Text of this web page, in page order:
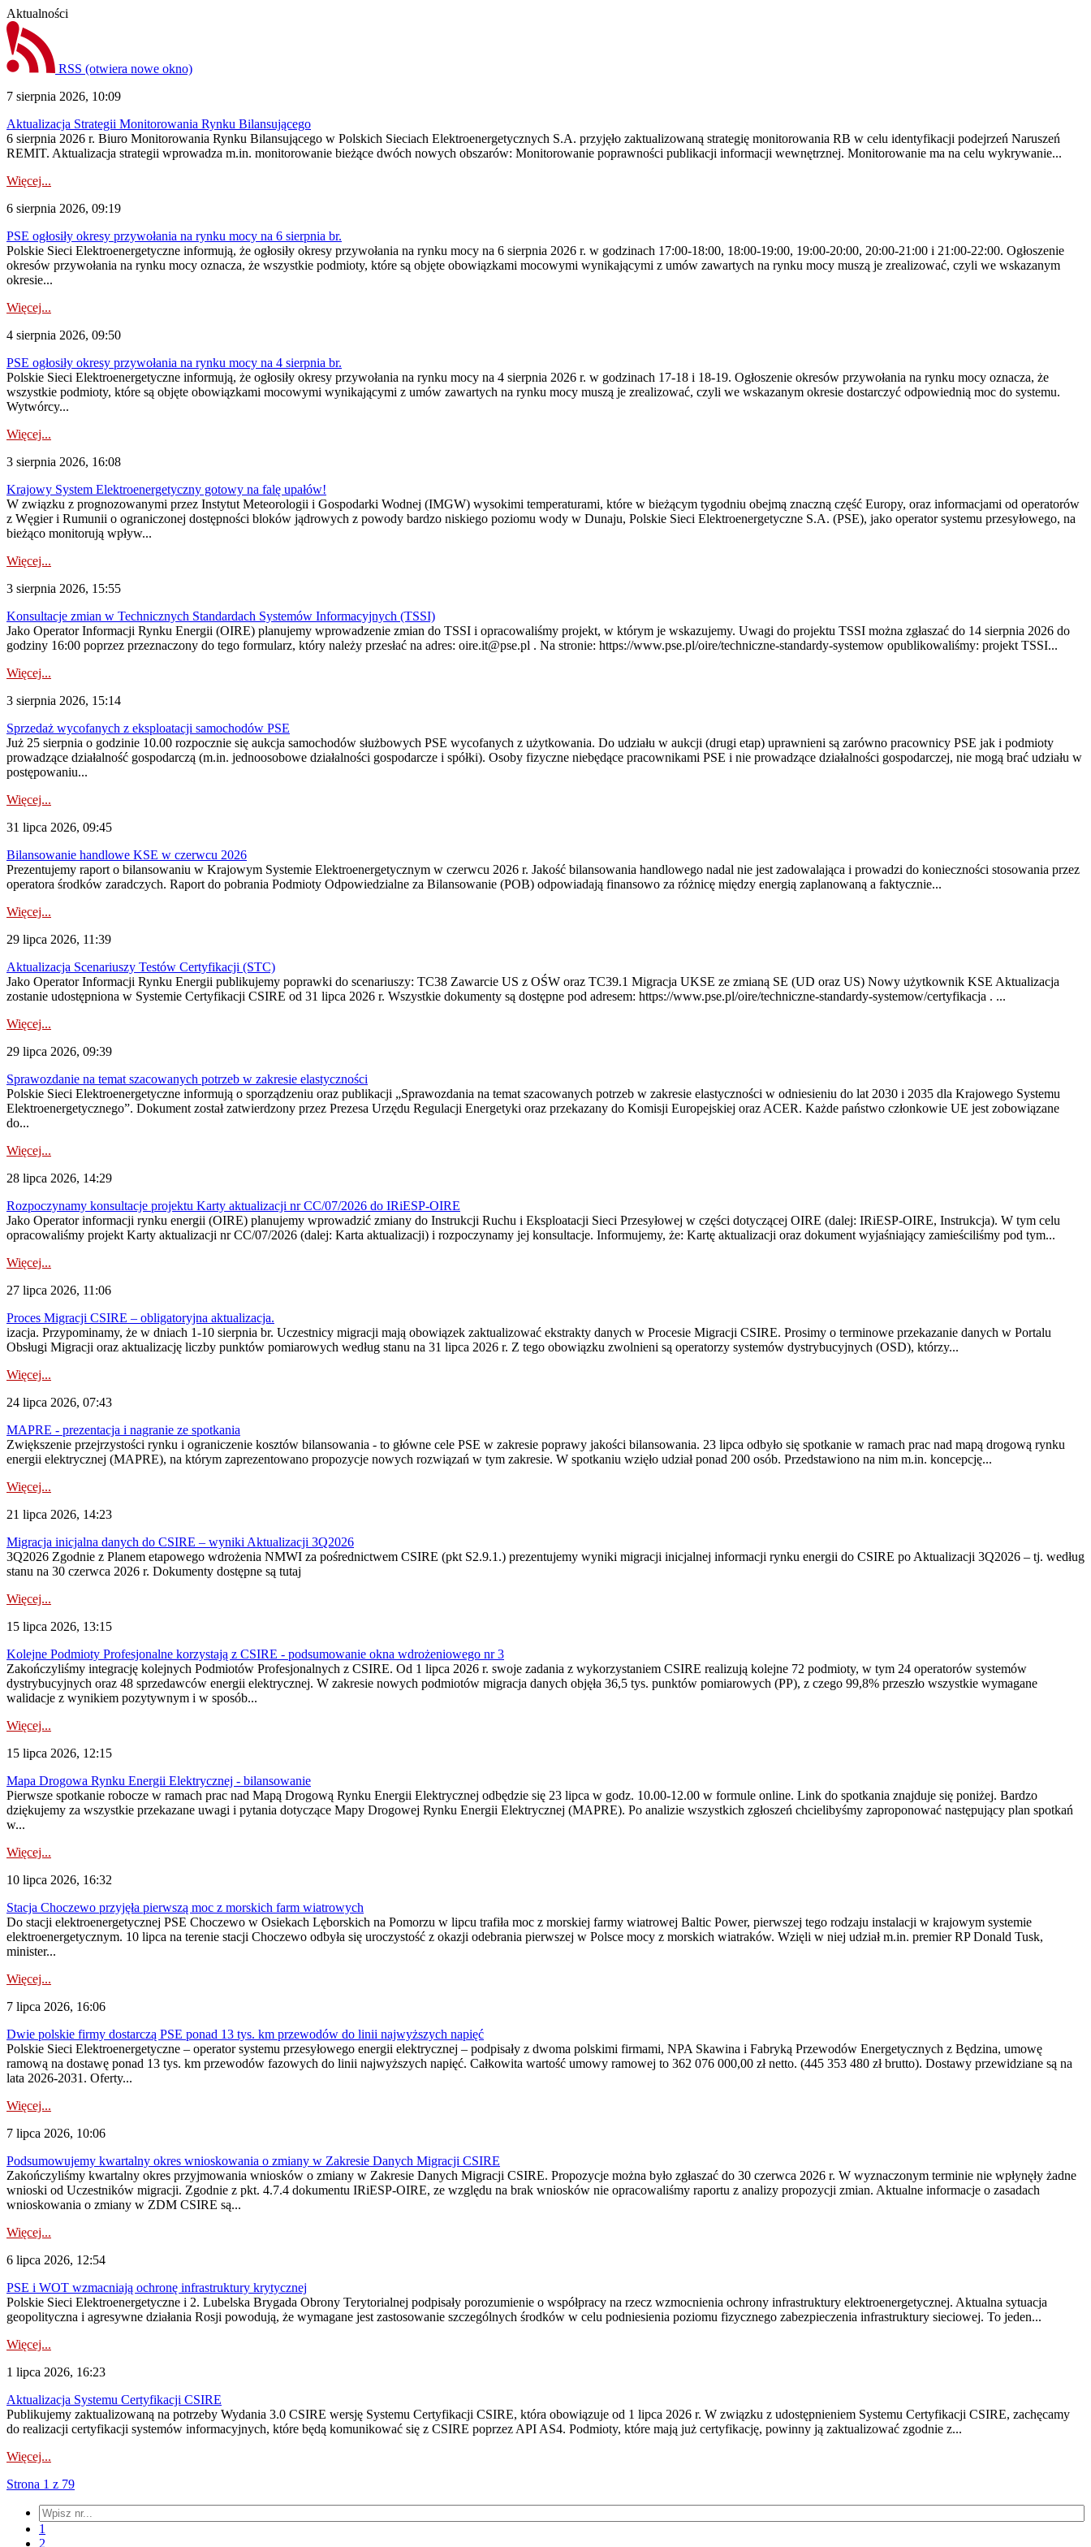
Aktualności
RSS (otwiera nowe okno)
7 sierpnia 2026, 10:09
Aktualizacja Strategii Monitorowania Rynku Bilansującego
6 sierpnia 2026 r. Biuro Monitorowania Rynku Bilansującego w Polskich Sieciach Elektroenergetycznych S.A. przyjęło zaktualizowaną strategię monitorowania RB w celu identyfikacji podejrzeń Naruszeń
REMIT. Aktualizacja strategii wprowadza m.in. monitorowanie bieżące dwóch nowych obszarów: Monitorowanie poprawności publikacji informacji wewnętrznej. Monitorowanie ma na celu wykrywanie...
Więcej...
6 sierpnia 2026, 09:19
PSE ogłosiły okresy przywołania na rynku mocy na 6 sierpnia br.
Polskie Sieci Elektroenergetyczne informują, że ogłosiły okresy przywołania na rynku mocy na 6 sierpnia 2026 r. w godzinach 17:00-18:00, 18:00-19:00, 19:00-20:00, 20:00-21:00 i 21:00-22:00. Ogłoszenie
okresów przywołania na rynku mocy oznacza, że wszystkie podmioty, które są objęte obowiązkami mocowymi wynikającymi z umów zawartych na rynku mocy muszą je zrealizować, czyli we wskazanym
okresie...
Więcej...
4 sierpnia 2026, 09:50
PSE ogłosiły okresy przywołania na rynku mocy na 4 sierpnia br.
Polskie Sieci Elektroenergetyczne informują, że ogłosiły okresy przywołania na rynku mocy na 4 sierpnia 2026 r. w godzinach 17-18 i 18-19. Ogłoszenie okresów przywołania na rynku mocy oznacza, że
wszystkie podmioty, które są objęte obowiązkami mocowymi wynikającymi z umów zawartych na rynku mocy muszą je zrealizować, czyli we wskazanym okresie dostarczyć odpowiednią moc do systemu.
Wytwórcy...
Więcej...
3 sierpnia 2026, 16:08
Krajowy System Elektroenergetyczny gotowy na falę upałów!
W związku z prognozowanymi przez Instytut Meteorologii i Gospodarki Wodnej (IMGW) wysokimi temperaturami, które w bieżącym tygodniu obejmą znaczną część Europy, oraz informacjami od operatorów
z Węgier i Rumunii o ograniczonej dostępności bloków jądrowych z powody bardzo niskiego poziomu wody w Dunaju, Polskie Sieci Elektroenergetyczne S.A. (PSE), jako operator systemu przesyłowego, na
bieżąco monitorują wpływ...
Więcej...
3 sierpnia 2026, 15:55
Konsultacje zmian w Technicznych Standardach Systemów Informacyjnych (TSSI)
Jako Operator Informacji Rynku Energii (OIRE) planujemy wprowadzenie zmian do TSSI i opracowaliśmy projekt, w którym je wskazujemy. Uwagi do projektu TSSI można zgłaszać do 14 sierpnia 2026 do
godziny 16:00 poprzez przeznaczony do tego formularz, który należy przesłać na adres: oire.it@pse.pl . Na stronie: https://www.pse.pl/oire/techniczne-standardy-systemow opublikowaliśmy: projekt TSSI...
Więcej...
3 sierpnia 2026, 15:14
Sprzedaż wycofanych z eksploatacji samochodów PSE
Już 25 sierpnia o godzinie 10.00 rozpocznie się aukcja samochodów służbowych PSE wycofanych z użytkowania. Do udziału w aukcji (drugi etap) uprawnieni są zarówno pracownicy PSE jak i podmioty
prowadzące działalność gospodarczą (m.in. jednoosobowe działalności gospodarcze i spółki). Osoby fizyczne niebędące pracownikami PSE i nie prowadzące działalności gospodarczej, nie mogą brać udziału w
postępowaniu...
Więcej...
31 lipca 2026, 09:45
Bilansowanie handlowe KSE w czerwcu 2026
Prezentujemy raport o bilansowaniu w Krajowym Systemie Elektroenergetycznym w czerwcu 2026 r. Jakość bilansowania handlowego nadal nie jest zadowalająca i prowadzi do konieczności stosowania przez
operatora środków zaradczych. Raport do pobrania Podmioty Odpowiedzialne za Bilansowanie (POB) odpowiadają finansowo za różnicę między energią zaplanowaną a faktycznie...
Więcej...
29 lipca 2026, 11:39
Aktualizacja Scenariuszy Testów Certyfikacji (STC)
Jako Operator Informacji Rynku Energii publikujemy poprawki do scenariuszy: TC38 Zawarcie US z OŚW oraz TC39.1 Migracja UKSE ze zmianą SE (UD oraz US) Nowy użytkownik KSE Aktualizacja
zostanie udostępniona w Systemie Certyfikacji CSIRE od 31 lipca 2026 r. Wszystkie dokumenty są dostępne pod adresem: https://www.pse.pl/oire/techniczne-standardy-systemow/certyfikacja . ...
Więcej...
29 lipca 2026, 09:39
Sprawozdanie na temat szacowanych potrzeb w zakresie elastyczności
Polskie Sieci Elektroenergetyczne informują o sporządzeniu oraz publikacji „Sprawozdania na temat szacowanych potrzeb w zakresie elastyczności w odniesieniu do lat 2030 i 2035 dla Krajowego Systemu
Elektroenergetycznego”. Dokument został zatwierdzony przez Prezesa Urzędu Regulacji Energetyki oraz przekazany do Komisji Europejskiej oraz ACER. Każde państwo członkowie UE jest zobowiązane
do...
Więcej...
28 lipca 2026, 14:29
Rozpoczynamy konsultacje projektu Karty aktualizacji nr CC/07/2026 do IRiESP-OIRE
Jako Operator informacji rynku energii (OIRE) planujemy wprowadzić zmiany do Instrukcji Ruchu i Eksploatacji Sieci Przesyłowej w części dotyczącej OIRE (dalej: IRiESP-OIRE, Instrukcja). W tym celu
opracowaliśmy projekt Karty aktualizacji nr CC/07/2026 (dalej: Karta aktualizacji) i rozpoczynamy jej konsultacje. Informujemy, że: Kartę aktualizacji oraz dokument wyjaśniający zamieściliśmy pod tym...
Więcej...
27 lipca 2026, 11:06
Proces Migracji CSIRE – obligatoryjna aktualizacja.
izacja. Przypominamy, że w dniach 1-10 sierpnia br. Uczestnicy migracji mają obowiązek zaktualizować ekstrakty danych w Procesie Migracji CSIRE. Prosimy o terminowe przekazanie danych w Portalu
Obsługi Migracji oraz aktualizację liczby punktów pomiarowych według stanu na 31 lipca 2026 r. Z tego obowiązku zwolnieni są operatorzy systemów dystrybucyjnych (OSD), którzy...
Więcej...
24 lipca 2026, 07:43
MAPRE - prezentacja i nagranie ze spotkania
Zwiększenie przejrzystości rynku i ograniczenie kosztów bilansowania - to główne cele PSE w zakresie poprawy jakości bilansowania. 23 lipca odbyło się spotkanie w ramach prac nad mapą drogową rynku
energii elektrycznej (MAPRE), na którym zaprezentowano propozycje nowych rozwiązań w tym zakresie. W spotkaniu wzięło udział ponad 200 osób. Przedstawiono na nim m.in. koncepcję...
Więcej...
21 lipca 2026, 14:23
Migracja inicjalna danych do CSIRE – wyniki Aktualizacji 3Q2026
3Q2026 Zgodnie z Planem etapowego wdrożenia NMWI za pośrednictwem CSIRE (pkt S2.9.1.) prezentujemy wyniki migracji inicjalnej informacji rynku energii do CSIRE po Aktualizacji 3Q2026 – tj. według
stanu na 30 czerwca 2026 r. Dokumenty dostępne są tutaj
Więcej...
15 lipca 2026, 13:15
Kolejne Podmioty Profesjonalne korzystają z CSIRE - podsumowanie okna wdrożeniowego nr 3
Zakończyliśmy integrację kolejnych Podmiotów Profesjonalnych z CSIRE. Od 1 lipca 2026 r. swoje zadania z wykorzystaniem CSIRE realizują kolejne 72 podmioty, w tym 24 operatorów systemów
dystrybucyjnych oraz 48 sprzedawców energii elektrycznej. W zakresie nowych podmiotów migracja danych objęła 36,5 tys. punktów pomiarowych (PP), z czego 99,8% przeszło wszystkie wymagane
walidacje z wynikiem pozytywnym i w sposób...
Więcej...
15 lipca 2026, 12:15
Mapa Drogowa Rynku Energii Elektrycznej - bilansowanie
Pierwsze spotkanie robocze w ramach prac nad Mapą Drogową Rynku Energii Elektrycznej odbędzie się 23 lipca w godz. 10.00-12.00 w formule online. Link do spotkania znajduje się poniżej. Bardzo
dziękujemy za wszystkie przekazane uwagi i pytania dotyczące Mapy Drogowej Rynku Energii Elektrycznej (MAPRE). Po analizie wszystkich zgłoszeń chcielibyśmy zaproponować następujący plan spotkań
w...
Więcej...
10 lipca 2026, 16:32
Stacja Choczewo przyjęła pierwszą moc z morskich farm wiatrowych
Do stacji elektroenergetycznej PSE Choczewo w Osiekach Lęborskich na Pomorzu w lipcu trafiła moc z morskiej farmy wiatrowej Baltic Power, pierwszej tego rodzaju instalacji w krajowym systemie
elektroenergetycznym. 10 lipca na terenie stacji Choczewo odbyła się uroczystość z okazji odebrania pierwszej w Polsce mocy z morskich wiatraków. Wzięli w niej udział m.in. premier RP Donald Tusk,
minister...
Więcej...
7 lipca 2026, 16:06
Dwie polskie firmy dostarczą PSE ponad 13 tys. km przewodów do linii najwyższych napięć
Polskie Sieci Elektroenergetyczne – operator systemu przesyłowego energii elektrycznej – podpisały z dwoma polskimi firmami, NPA Skawina i Fabryką Przewodów Energetycznych z Będzina, umowę
ramową na dostawę ponad 13 tys. km przewodów fazowych do linii najwyższych napięć. Całkowita wartość umowy ramowej to 362 076 000,00 zł netto. (445 353 480 zł brutto). Dostawy przewidziane są na
lata 2026-2031. Oferty...
Więcej...
7 lipca 2026, 10:06
Podsumowujemy kwartalny okres wnioskowania o zmiany w Zakresie Danych Migracji CSIRE
Zakończyliśmy kwartalny okres przyjmowania wniosków o zmiany w Zakresie Danych Migracji CSIRE. Propozycje można było zgłaszać do 30 czerwca 2026 r. W wyznaczonym terminie nie wpłynęły żadne
wnioski od Uczestników migracji. Zgodnie z pkt. 4.7.4 dokumentu IRiESP-OIRE, ze względu na brak wniosków nie opracowaliśmy raportu z analizy propozycji zmian. Aktualne informacje o zasadach
wnioskowania o zmiany w ZDM CSIRE są...
Więcej...
6 lipca 2026, 12:54
PSE i WOT wzmacniają ochronę infrastruktury krytycznej
Polskie Sieci Elektroenergetyczne i 2. Lubelska Brygada Obrony Terytorialnej podpisały porozumienie o współpracy na rzecz wzmocnienia ochrony infrastruktury elektroenergetycznej. Aktualna sytuacja
geopolityczna i agresywne działania Rosji powodują, że wymagane jest zastosowanie szczególnych środków w celu podniesienia poziomu fizycznego zabezpieczenia infrastruktury sieciowej. To jeden...
Więcej...
1 lipca 2026, 16:23
Aktualizacja Systemu Certyfikacji CSIRE
Publikujemy zaktualizowaną na potrzeby Wydania 3.0 CSIRE wersję Systemu Certyfikacji CSIRE, która obowiązuje od 1 lipca 2026 r. W związku z udostępnieniem Systemu Certyfikacji CSIRE, zachęcamy
do realizacji certyfikacji systemów informacyjnych, które będą komunikować się z CSIRE poprzez API AS4. Podmioty, które mają już certyfikację, powinny ją zaktualizować zgodnie z...
Więcej...
Strona 1 z 79
1
2